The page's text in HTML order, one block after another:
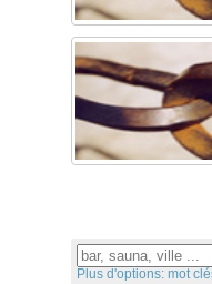
Plus d'options: mot